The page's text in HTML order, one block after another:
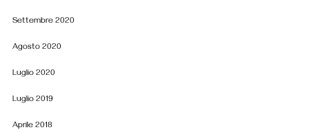
Settembre 2020
Agosto 2020
Luglio 2020
Luglio 2019
Aprile 2018